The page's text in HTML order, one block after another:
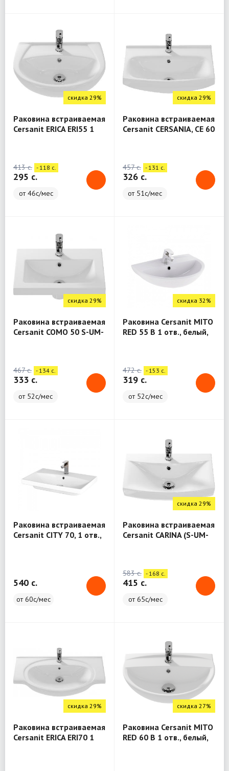
скидка 29%
Раковина встраиваемая
Cersanit ERICA ERI55 1
413 c. - 118 c.
295 c.
от 46с/мес
скидка 29%
Раковина встраиваемая
Cersanit CERSANIA, CE 60
457 c. - 131 c.
326 c.
от 51с/мес
скидка 29%
Раковина встраиваемая
Cersanit COMO 50 S-UM-
467 c. - 134 c.
333 c.
от 52с/мес
скидка 32%
Раковина Cersanit MITO
RED 55 B 1 отв., белый,
PO-MIR50/55/60-w
472 c. - 153 c.
319 c.
от 52с/мес
Раковина встраиваемая
Cersanit CITY 70, 1 отв.,
540 c.
от 60с/мес
скидка 29%
Раковина встраиваемая
Cersanit CARINA (S-UM-
583 c. - 168 c.
415 c.
от 65с/мес
скидка 29%
Раковина встраиваемая
Cersanit ERICA ERI70 1
скидка 27%
Раковина Cersanit MITO
RED 60 B 1 отв., белый,